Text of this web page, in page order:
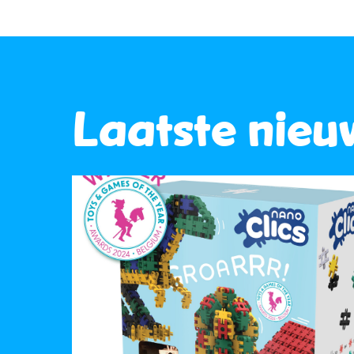
Laatste